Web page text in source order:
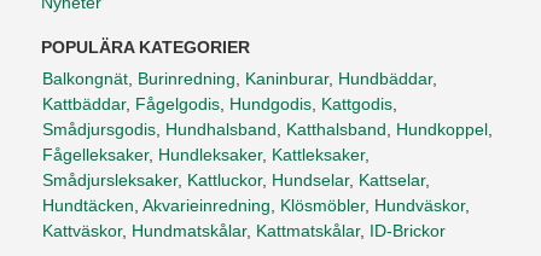
POPULÄRA KATEGORIER
Balkongnät, Burinredning, Kaninburar, Hundbäddar,
Kattbäddar, Fågelgodis, Hundgodis, Kattgodis,
Smådjursgodis, Hundhalsband, Katthalsband, Hundkoppel,
Fågelleksaker, Hundleksaker, Kattleksaker,
Smådjursleksaker, Kattluckor, Hundselar, Kattselar,
Hundtäcken, Akvarieinredning, Klösmöbler, Hundväskor,
Kattväskor, Hundmatskålar, Kattmatskålar, ID-Brickor